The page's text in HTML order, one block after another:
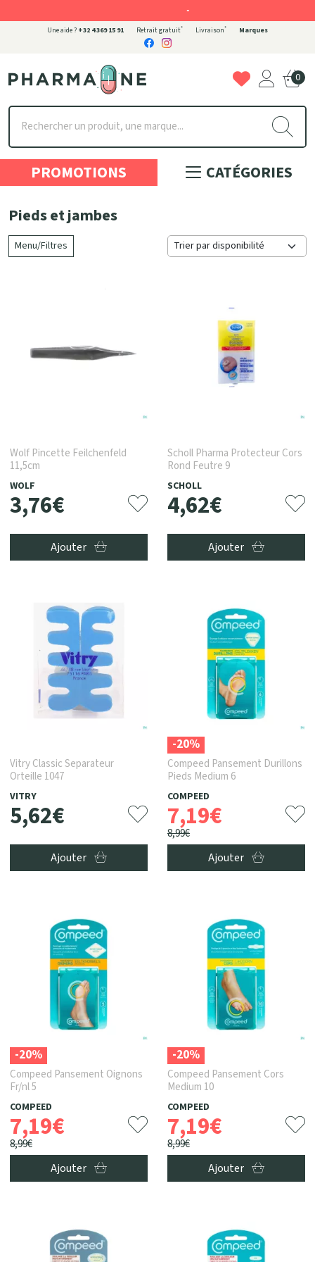
Une aide ? +32 4 369 15 91 Retrait gratuit* Livraison* Marques
Pharmaone Votre pharmacie en ligne à votre service
0
PROMOTIONS
CATÉGORIES
Pieds et jambes
Menu/Filtres
Wolf Pincette Feilchenfeld
11,5cm
WOLF
3,76€
Ajouter
Scholl Pharma Protecteur Cors
Rond Feutre 9
SCHOLL
4,62€
Ajouter
Vitry Classic Separateur
Orteille 1047
VITRY
5,62€
Ajouter
-20%
Compeed Pansement Durillons
Pieds Medium 6
COMPEED
7,19€
8,99€
Ajouter
-20%
Compeed Pansement Oignons
Fr/nl 5
COMPEED
7,19€
8,99€
Ajouter
-20%
Compeed Pansement Cors
Medium 10
COMPEED
7,19€
8,99€
Ajouter